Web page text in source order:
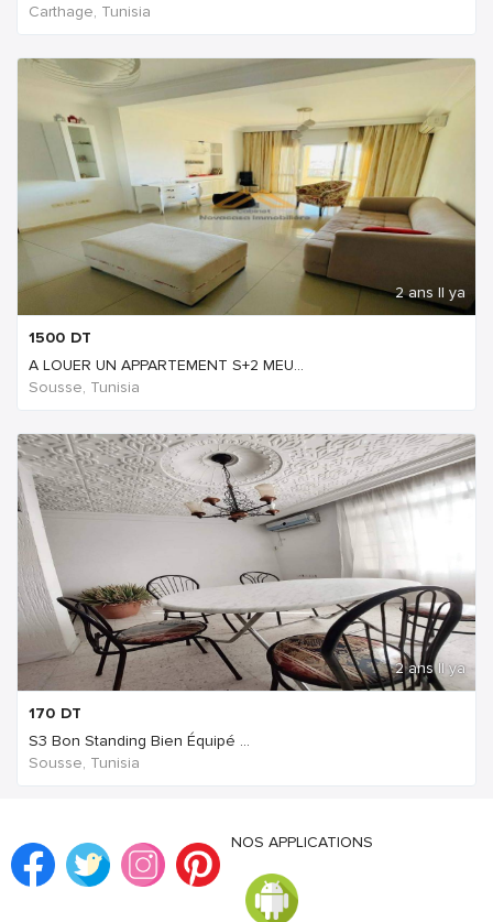
Carthage, Tunisia
2 ans Il ya
1500 DT
A LOUER UN APPARTEMENT S+2 MEU...
Sousse, Tunisia
2 ans Il ya
170 DT
S3 Bon Standing Bien Équipé ...
Sousse, Tunisia
NOS APPLICATIONS